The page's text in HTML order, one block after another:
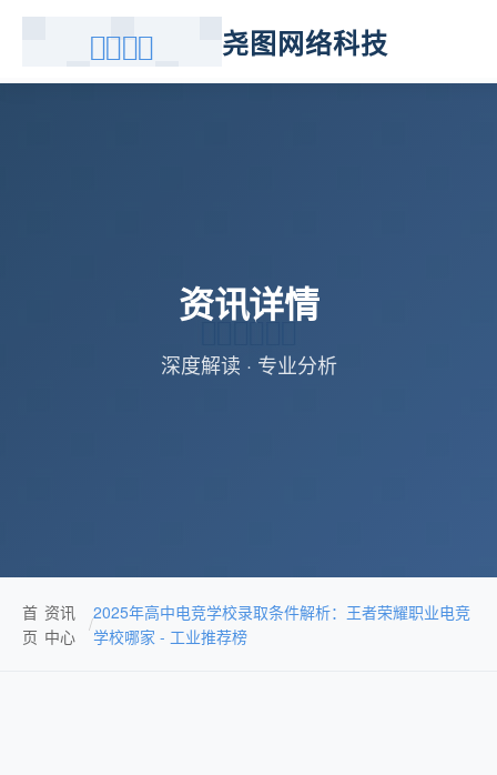
尧图网络科技
资讯详情
深度解读 · 专业分析
首
页
资讯
中心
/
2025年高中电竞学校录取条件解析：王者荣耀职业电竞
学校哪家 - 工业推荐榜